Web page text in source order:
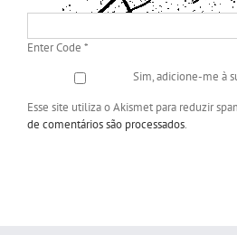
Enter Code *
Sim, adicione-me à
Esse site utiliza o Akismet para reduzir
de comentários são processados.